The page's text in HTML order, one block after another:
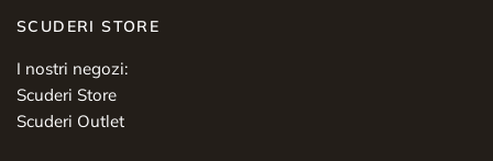
SCUDERI STORE
I nostri negozi:
Scuderi Store
Scuderi Outlet